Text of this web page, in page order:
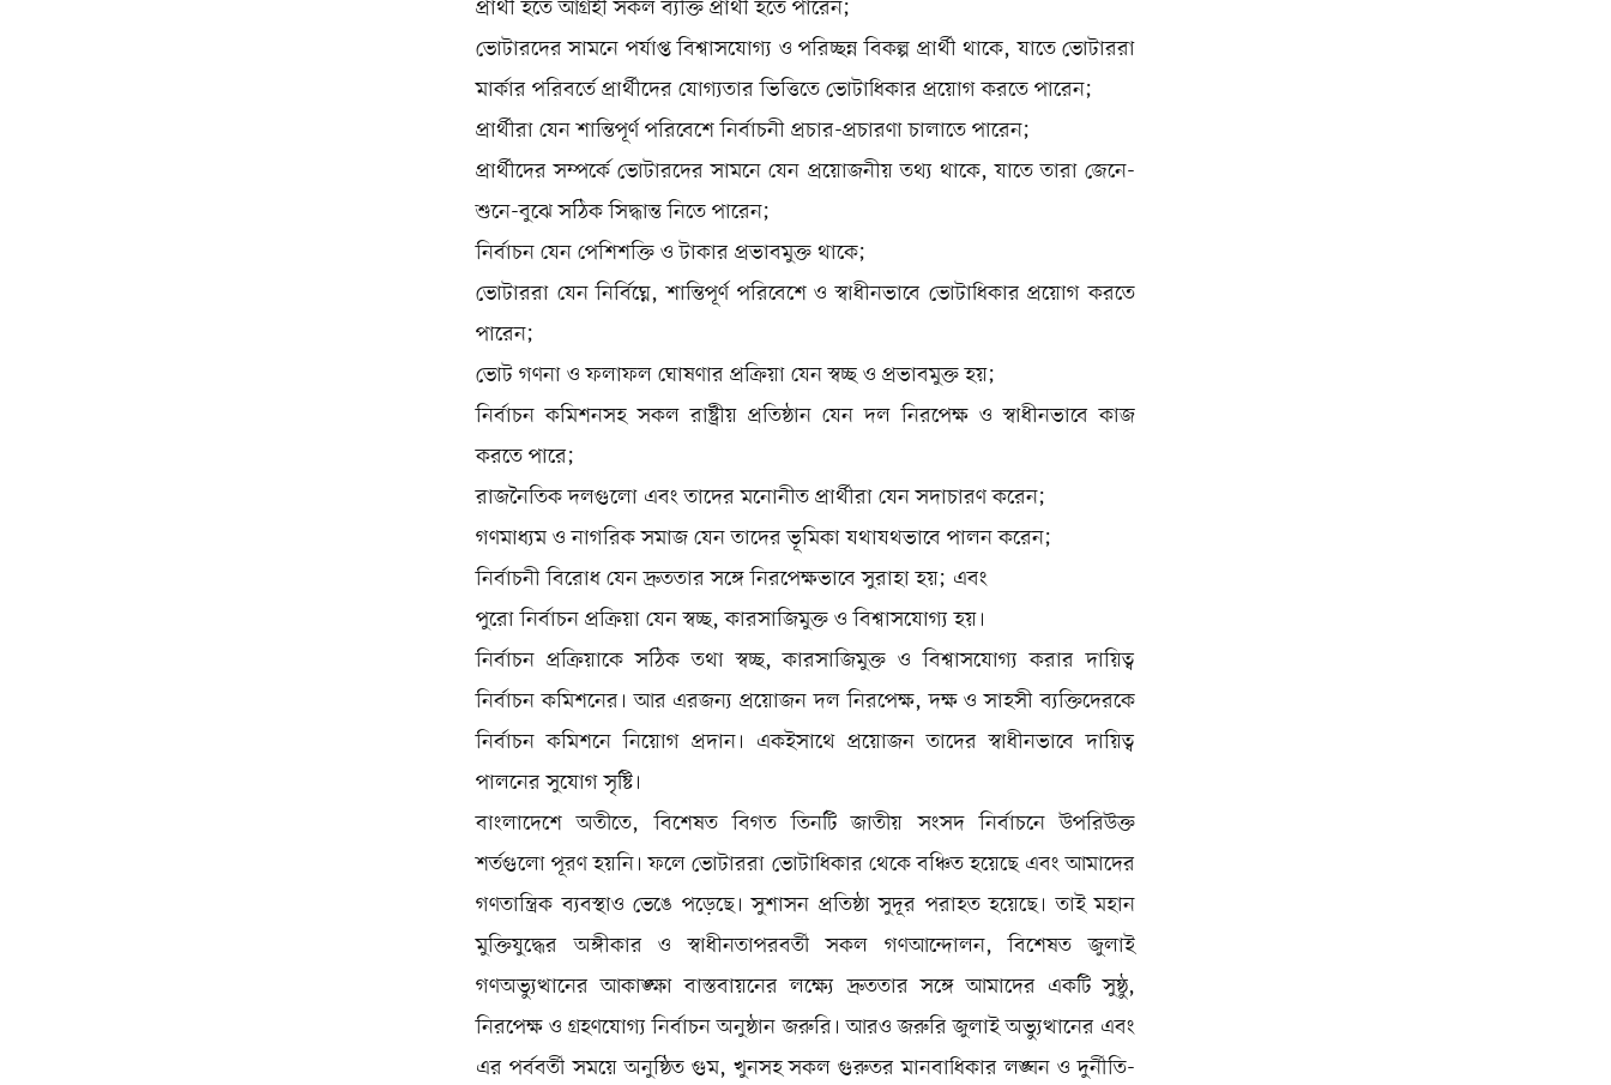
প্রার্থী হতে আগ্রহী সকল ব্যক্তি প্রার্থী হতে পারেন;
ভোটারদের সামনে পর্যাপ্ত বিশ্বাসযোগ্য ও পরিচ্ছন্ন বিকল্প প্রার্থী থাকে, যাতে ভোটাররা
মার্কার পরিবর্তে প্রার্থীদের যোগ্যতার ভিত্তিতে ভোটাধিকার প্রয়োগ করতে পারেন;
প্রার্থীরা যেন শান্তিপূর্ণ পরিবেশে নির্বাচনী প্রচার-প্রচারণা চালাতে পারেন;
প্রার্থীদের সম্পর্কে ভোটারদের সামনে যেন প্রয়োজনীয় তথ্য থাকে, যাতে তারা জেনে-
শুনে-বুঝে সঠিক সিদ্ধান্ত নিতে পারেন;
নির্বাচন যেন পেশিশক্তি ও টাকার প্রভাবমুক্ত থাকে;
ভোটাররা যেন নির্বিঘ্নে, শান্তিপূর্ণ পরিবেশে ও স্বাধীনভাবে ভোটাধিকার প্রয়োগ করতে
পারেন;
ভোট গণনা ও ফলাফল ঘোষণার প্রক্রিয়া যেন স্বচ্ছ ও প্রভাবমুক্ত হয়;
নির্বাচন কমিশনসহ সকল রাষ্ট্রীয় প্রতিষ্ঠান যেন দল নিরপেক্ষ ও স্বাধীনভাবে কাজ
করতে পারে;
রাজনৈতিক দলগুলো এবং তাদের মনোনীত প্রার্থীরা যেন সদাচারণ করেন;
গণমাধ্যম ও নাগরিক সমাজ যেন তাদের ভূমিকা যথাযথভাবে পালন করেন;
নির্বাচনী বিরোধ যেন দ্রুততার সঙ্গে নিরপেক্ষভাবে সুরাহা হয়; এবং
পুরো নির্বাচন প্রক্রিয়া যেন স্বচ্ছ, কারসাজিমুক্ত ও বিশ্বাসযোগ্য হয়।
নির্বাচন প্রক্রিয়াকে সঠিক তথা স্বচ্ছ, কারসাজিমুক্ত ও বিশ্বাসযোগ্য করার দায়িত্ব
নির্বাচন কমিশনের। আর এরজন্য প্রয়োজন দল নিরপেক্ষ, দক্ষ ও সাহসী ব্যক্তিদেরকে
নির্বাচন কমিশনে নিয়োগ প্রদান। একইসাথে প্রয়োজন তাদের স্বাধীনভাবে দায়িত্ব
পালনের সুযোগ সৃষ্টি।
বাংলাদেশে অতীতে, বিশেষত বিগত তিনটি জাতীয় সংসদ নির্বাচনে উপরিউক্ত
শর্তগুলো পূরণ হয়নি। ফলে ভোটাররা ভোটাধিকার থেকে বঞ্চিত হয়েছে এবং আমাদের
গণতান্ত্রিক ব্যবস্থাও ভেঙে পড়েছে। সুশাসন প্রতিষ্ঠা সুদূর পরাহত হয়েছে। তাই মহান
মুক্তিযুদ্ধের অঙ্গীকার ও স্বাধীনতাপরবর্তী সকল গণআন্দোলন, বিশেষত জুলাই
গণঅভ্যুত্থানের আকাঙ্ক্ষা বাস্তবায়নের লক্ষ্যে দ্রুততার সঙ্গে আমাদের একটি সুষ্ঠু,
নিরপেক্ষ ও গ্রহণযোগ্য নির্বাচন অনুষ্ঠান জরুরি। আরও জরুরি জুলাই অভ্যুত্থানের এবং
এর পর্ববর্তী সময়ে অনুষ্ঠিত গুম, খুনসহ সকল গুরুতর মানবাধিকার লঙ্ঘন ও দুর্নীতি-